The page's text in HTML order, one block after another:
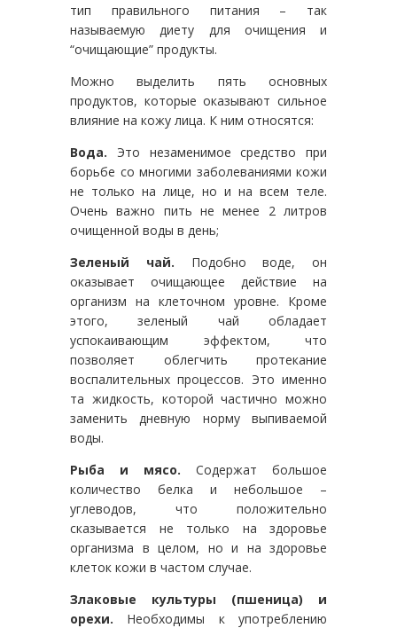
тип правильного питания – так
называемую диету для очищения и
“очищающие” продукты.
Можно выделить пять основных
продуктов, которые оказывают сильное
влияние на кожу лица. К ним относятся:
Вода. Это незаменимое средство при
борьбе со многими заболеваниями кожи
не только на лице, но и на всем теле.
Очень важно пить не менее 2 литров
очищенной воды в день;
Зеленый чай. Подобно воде, он
оказывает очищающее действие на
организм на клеточном уровне. Кроме
этого, зеленый чай обладает
успокаивающим эффектом, что
позволяет облегчить протекание
воспалительных процессов. Это именно
та жидкость, которой частично можно
заменить дневную норму выпиваемой
воды.
Рыба и мясо. Содержат большое
количество белка и небольшое –
углеводов, что положительно
сказывается не только на здоровье
организма в целом, но и на здоровье
клеток кожи в частом случае.
Злаковые культуры (пшеница) и
орехи. Необходимы к употреблению